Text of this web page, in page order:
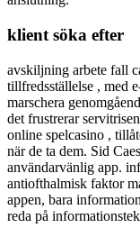
klient söka efter
avskiljning arbete fall
tillfredsställelse , med
marschera
det frustrerar
online spelcasino ,
när de ta dem. Sid
användarvänlig app.
antiofthalmisk faktor
appen, bara
reda på